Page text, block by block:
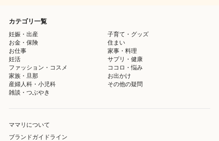
カテゴリ一覧
妊娠・出産
子育て・グッズ
お金・保険
住まい
お仕事
家事・料理
妊活
サプリ・健康
ファッション・コスメ
ココロ・悩み
家族・旦那
お出かけ
産婦人科・小児科
その他の疑問
雑談・つぶやき
ママリについて
ブランドガイドライン